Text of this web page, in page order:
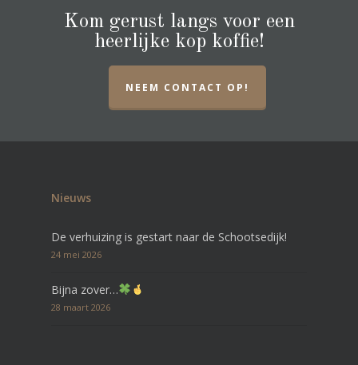
Kom gerust langs voor een
heerlijke kop koffie!
NEEM CONTACT OP!
Nieuws
De verhuizing is gestart naar de Schootsedijk!
24 mei 2026
Bijna zover…
28 maart 2026